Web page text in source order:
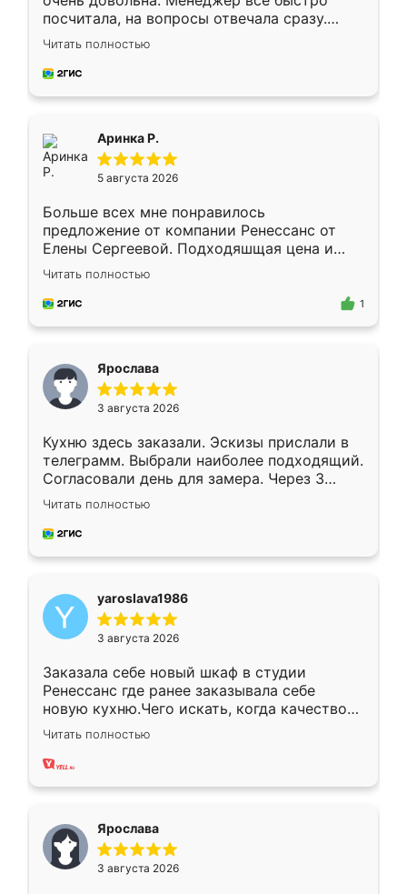
посчитала, на вопросы отвечала сразу.
Замерщик приехал в субботу, подошёл к
делу со всей ответственностью. Собрали
за день, ребята работали аккуратно, даже
Читать полностью
Аринка Р.
5 августа 2026
Больше всех мне понравилось
предложение от компании Ренессанс от
Елены Сергеевой. Подходяшщая цена и
короткие сроки изготовления. Приехавший
для замера сотрудник Владислав
предложил по моему эскизу самый
Читать полностью
1
Ярослава
3 августа 2026
Кухню здесь заказали. Эскизы прислали в
телеграмм. Выбрали наиболее подходящий.
Согласовали день для замера. Через 3
недели кухня была уже готова. Остались
довольны работой. Спасибо Ренессанс
мебель за качественную работу!
Читать полностью
yaroslava1986
3 августа 2026
Заказала себе новый шкаф в студии
Ренессанс где ранее заказывала себе
новую кухню.Чего искать, когда качеством
вполне довольна. Служит кухня уже почти
два года, нареканий нет.
Читать полностью
Ярослава
3 августа 2026